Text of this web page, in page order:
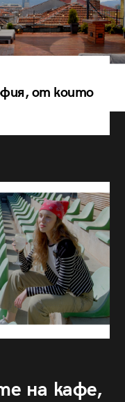
от които
на кафе,